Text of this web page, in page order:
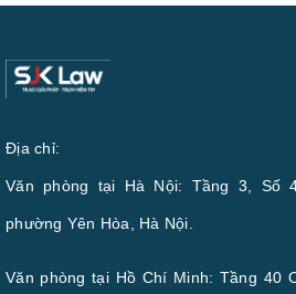
Địa chỉ:
Văn phòng tại Hà Nội: Tầng 3, Số
phường Yên Hòa, Hà Nội.
Văn phòng tại Hồ Chí Minh: Tầng 40